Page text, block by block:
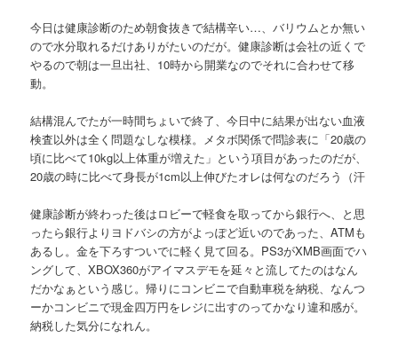
今日は健康診断のため朝食抜きで結構辛い…、バリウムとか無い
ので水分取れるだけありがたいのだが。健康診断は会社の近くで
やるので朝は一旦出社、10時から開業なのでそれに合わせて移
動。
結構混んでたが一時間ちょいで終了、今日中に結果が出ない血液
検査以外は全く問題なしな模様。メタボ関係で問診表に「20歳の
頃に比べて10kg以上体重が増えた」という項目があったのだが、
20歳の時に比べて身長が1cm以上伸びたオレは何なのだろう（汗
健康診断が終わった後はロビーで軽食を取ってから銀行へ、と思
ったら銀行よりヨドバシの方がよっぽど近いのであった、ATMも
あるし。金を下ろすついでに軽く見て回る。PS3がXMB画面でハ
ングして、XBOX360がアイマスデモを延々と流してたのはなん
だかなぁという感じ。帰りにコンビニで自動車税を納税、なんつ
ーかコンビニで現金四万円をレジに出すのってかなり違和感が。
納税した気分になれん。